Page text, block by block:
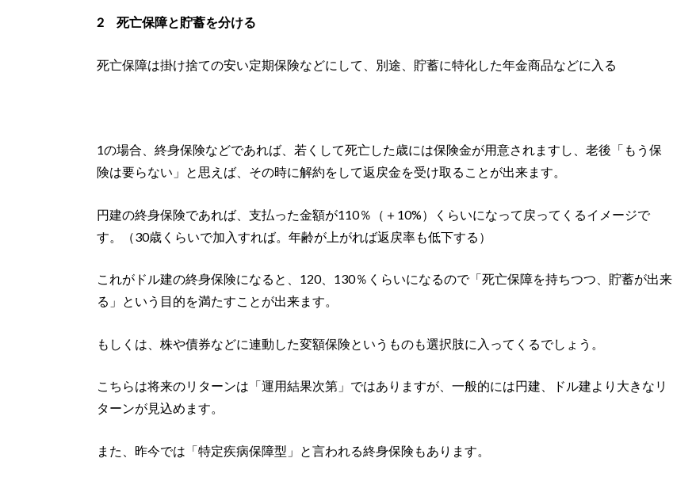
2 死亡保障と貯蓄を分ける
死亡保障は掛け捨ての安い定期保険などにして、別途、貯蓄に特化した年金商品などに入る
1の場合、終身保険などであれば、若くして死亡した歳には保険金が用意されますし、老後「もう保
険は要らない」と思えば、その時に解約をして返戻金を受け取ることが出来ます。
円建の終身保険であれば、支払った金額が110％（＋10%）くらいになって戻ってくるイメージで
す。（30歳くらいで加入すれば。年齢が上がれば返戻率も低下する）
これがドル建の終身保険になると、120、130％くらいになるので「死亡保障を持ちつつ、貯蓄が出来
る」という目的を満たすことが出来ます。
もしくは、株や債券などに連動した変額保険というものも選択肢に入ってくるでしょう。
こちらは将来のリターンは「運用結果次第」ではありますが、一般的には円建、ドル建より大きなリ
ターンが見込めます。
また、昨今では「特定疾病保障型」と言われる終身保険もあります。